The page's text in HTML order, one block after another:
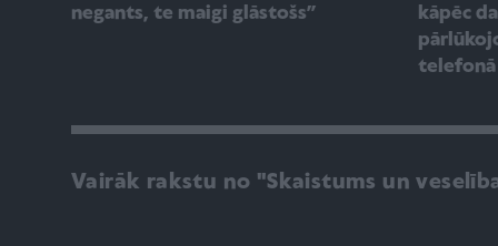
negants, te maigi glāstošs”
kāpēc
telefonā
Vairāk rakstu no "Skaistums un